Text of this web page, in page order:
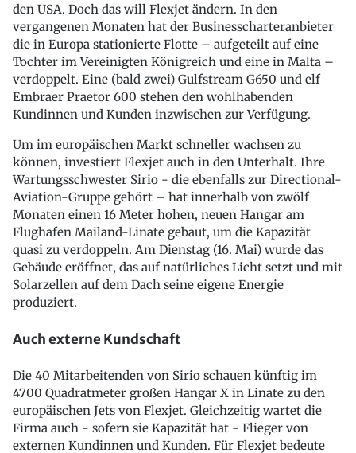
den USA. Doch das will Flexjet ändern. In den
vergangenen Monaten hat der Businesscharteranbieter
die in Europa stationierte Flotte – aufgeteilt auf eine
Tochter im Vereinigten Königreich und eine in Malta –
verdoppelt. Eine (bald zwei) Gulfstream G650 und elf
Embraer Praetor 600 stehen den wohlhabenden
Kundinnen und Kunden inzwischen zur Verfügung.
Um im europäischen Markt schneller wachsen zu
können, investiert Flexjet auch in den Unterhalt. Ihre
Wartungsschwester Sirio - die ebenfalls zur Directional-
Aviation-Gruppe gehört – hat innerhalb von zwölf
Monaten einen 16 Meter hohen, neuen Hangar am
Flughafen Mailand-Linate gebaut, um die Kapazität
quasi zu verdoppeln. Am Dienstag (16. Mai) wurde das
Gebäude eröffnet, das auf natürliches Licht setzt und mit
Solarzellen auf dem Dach seine eigene Energie
produziert.
Auch externe Kundschaft
Die 40 Mitarbeitenden von Sirio schauen künftig im
4700 Quadratmeter großen Hangar X in Linate zu den
europäischen Jets von Flexjet. Gleichzeitig wartet die
Firma auch - sofern sie Kapazität hat - Flieger von
externen Kundinnen und Kunden. Für Flexjet bedeute